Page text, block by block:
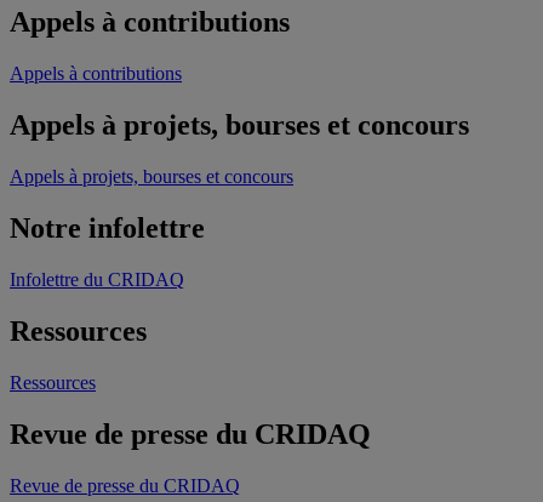
Appels à contributions
Appels à contributions
Appels à projets, bourses et concours
Appels à projets, bourses et concours
Notre infolettre
Infolettre du CRIDAQ
Ressources
Ressources
Revue de presse du CRIDAQ
Revue de presse du CRIDAQ